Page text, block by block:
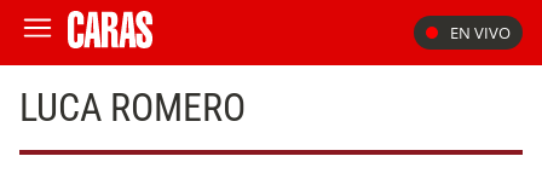
EN VIVO
LUCA ROMERO